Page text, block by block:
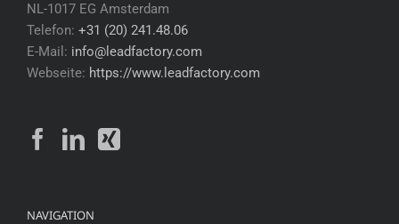
NL-1017 EG Amsterdam
Telefon: +31 (20) 241.48.06
E-Mail: info@leadfactory.com
Webseite: https://www.leadfactory.com
NAVIGATION